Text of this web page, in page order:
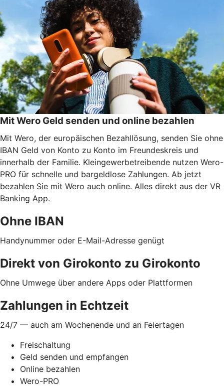
Mit Wero Geld senden und online bezahlen
Mit Wero, der europäischen Bezahllösung, senden Sie ohne
IBAN Geld von Konto zu Konto im Freundeskreis und
innerhalb der Familie. Kleingewerbetreibende nutzen Wero-
PRO für schnelle und bargeldlose Zahlungen. Ab jetzt
bezahlen Sie mit Wero auch online. Alles direkt aus der VR
Banking App.
Ohne IBAN
Handynummer oder E-Mail-Adresse genügt
Direkt von Girokonto zu Girokonto
Ohne Umwege über andere Apps oder Plattformen
Zahlungen in Echtzeit
24/7 — auch am Wochenende und an Feiertagen
Freischaltung
Geld senden und empfangen
Online bezahlen
Wero-PRO